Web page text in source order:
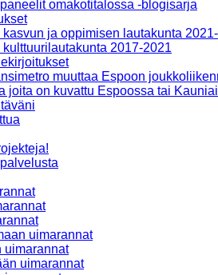
omakotitalossa -blogisarja
kasvun ja oppimisen lautakunta
kulttuurilautakunta 2017-2021
muuttaa Espoon
joita on kuvattu Espoossa tai
uimarannat
uimarannat
uimarannat